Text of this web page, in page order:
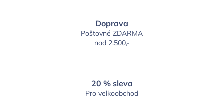
Doprava
Poštovné ZDARMA
nad 2.500,-
20 % sleva
Pro velkoobchod